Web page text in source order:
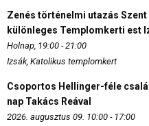
Zenés történelmi utazás
különleges Templomkerti est
Holnap, 19:00 - 21:00
Izsák, Katolikus templomkert
Csoportos Hellinger-féle
nap Takács Reával
2026. augusztus 09. 10:00 - 17:00